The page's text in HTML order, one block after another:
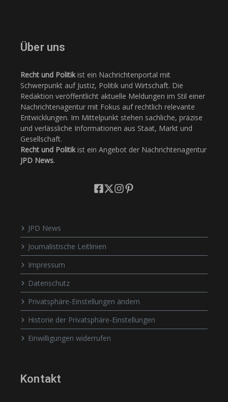
Über uns
Recht und Politikist ein Nachrichtenportal mit
Schwerpunkt auf Justiz, Politik und Wirtschaft. Die
Redaktion veröffentlicht aktuelle Meldungen im Stil einer
Nachrichtenagentur mit Fokus auf rechtlich relevante
Entwicklungen. Im Mittelpunkt stehen sachliche, präzise
und verlässliche Informationen aus Staat, Markt und
Gesellschaft.
Recht und Politikist ein Angebot der Nachrichtenagentur
JPD News.
JPD News
Journalistische Leitlinien
Impressum
Datenschutz
Privatsphäre-Einstellungen ändern
Historie der Privatsphäre-Einstellungen
Einwilligungen widerrufen
Kontakt